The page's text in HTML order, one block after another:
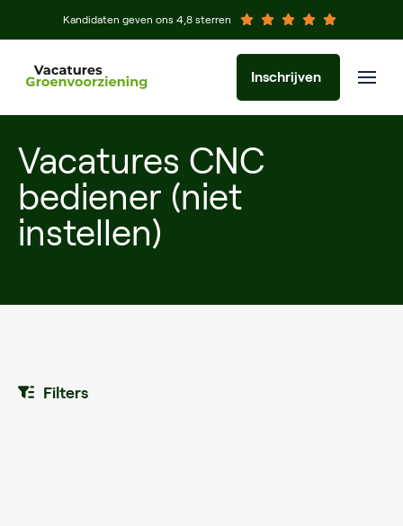
Kandidaten geven ons 4,8 sterren
Inschrijven
Vacatures CNC
bediener (niet
instellen)
Filters